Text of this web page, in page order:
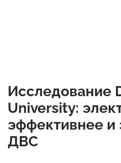
Исследование
University:
эффективнее и
ДВС